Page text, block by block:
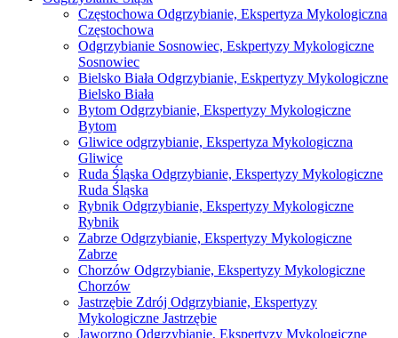
Częstochowa Odgrzybianie, Ekspertyza Mykologiczna
Częstochowa
Odgrzybianie Sosnowiec, Eskpertyzy Mykologiczne
Sosnowiec
Bielsko Biała Odgrzybianie, Eskpertyzy Mykologiczne
Bielsko Biała
Bytom Odgrzybianie, Ekspertyzy Mykologiczne
Bytom
Gliwice odgrzybianie, Ekspertyza Mykologiczna
Gliwice
Ruda Śląska Odgrzybianie, Ekspertyzy Mykologiczne
Ruda Śląska
Rybnik Odgrzybianie, Ekspertyzy Mykologiczne
Rybnik
Zabrze Odgrzybianie, Ekspertyzy Mykologiczne
Zabrze
Chorzów Odgrzybianie, Ekspertyzy Mykologiczne
Chorzów
Jastrzębie Zdrój Odgrzybianie, Ekspertyzy
Mykologiczne Jastrzębie
Jaworzno Odgrzybianie, Ekspertyzy Mykologiczne